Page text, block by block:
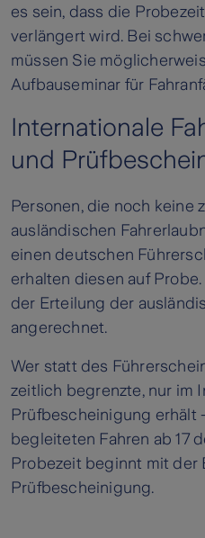
es sein, dass die
verlängert wird. Bei
müssen Sie
Aufbauseminar für
Internationale
und
Personen, die noch keine
ausländischen
einen deutschen
erhalten diesen auf
der Erteilung der
angerechnet.
Wer statt des
zeitlich begrenzte, nur im
Prüfbescheinigung erhält
begleiteten Fahren ab 17
Probezeit beginnt mit der
Prüfbescheinigung.